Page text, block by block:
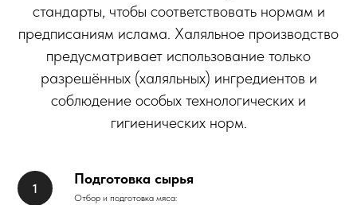
стандарты, чтобы соответствовать нормам и
предписаниям ислама. Халяльное производство
предусматривает использование только
разрешённых (халяльных) ингредиентов и
соблюдение особых технологических и
гигиенических норм.
Подготовка сырья
Отбор и подготовка мяса: